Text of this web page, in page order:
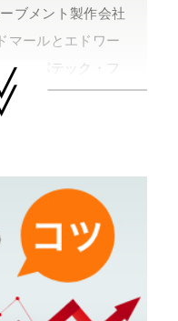
ブメント製作会社
マールとエドワー
た。パテック・フ
スタンタンととも
一つとして数えら
製作し、高級時計
らしめた。
ベゼルに八本のネ
ク』や楕円形のケ
。２００５年に
し、リニューアル